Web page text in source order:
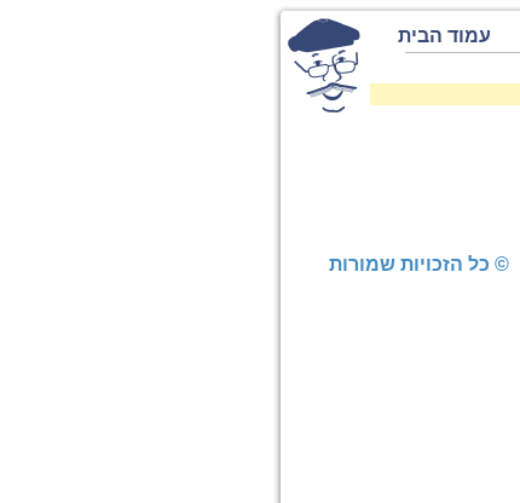
עמוד הבית
© כל הזכויות שמורות